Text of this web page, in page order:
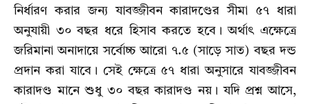
নির্ধারণ করার জন্য যাবজ্জীবন কারাদণ্ডের সীমা ৫৭ ধারা
অনুযায়ী ৩০ বছর ধরে হিসাব করতে হবে। অর্থাৎ এক্ষেত্রে
জরিমানা অনাদায়ে সর্বোচ্চ আরো ৭.৫ (সাড়ে সাত) বছর দন্ড
প্রদান করা যাবে। সেই ক্ষেত্রে ৫৭ ধারা অনুসারে যাবজ্জীবন
কারাদণ্ড মানে শুধু ৩০ বছর কারাদণ্ড নয়। যদি প্রশ্ন আসে,